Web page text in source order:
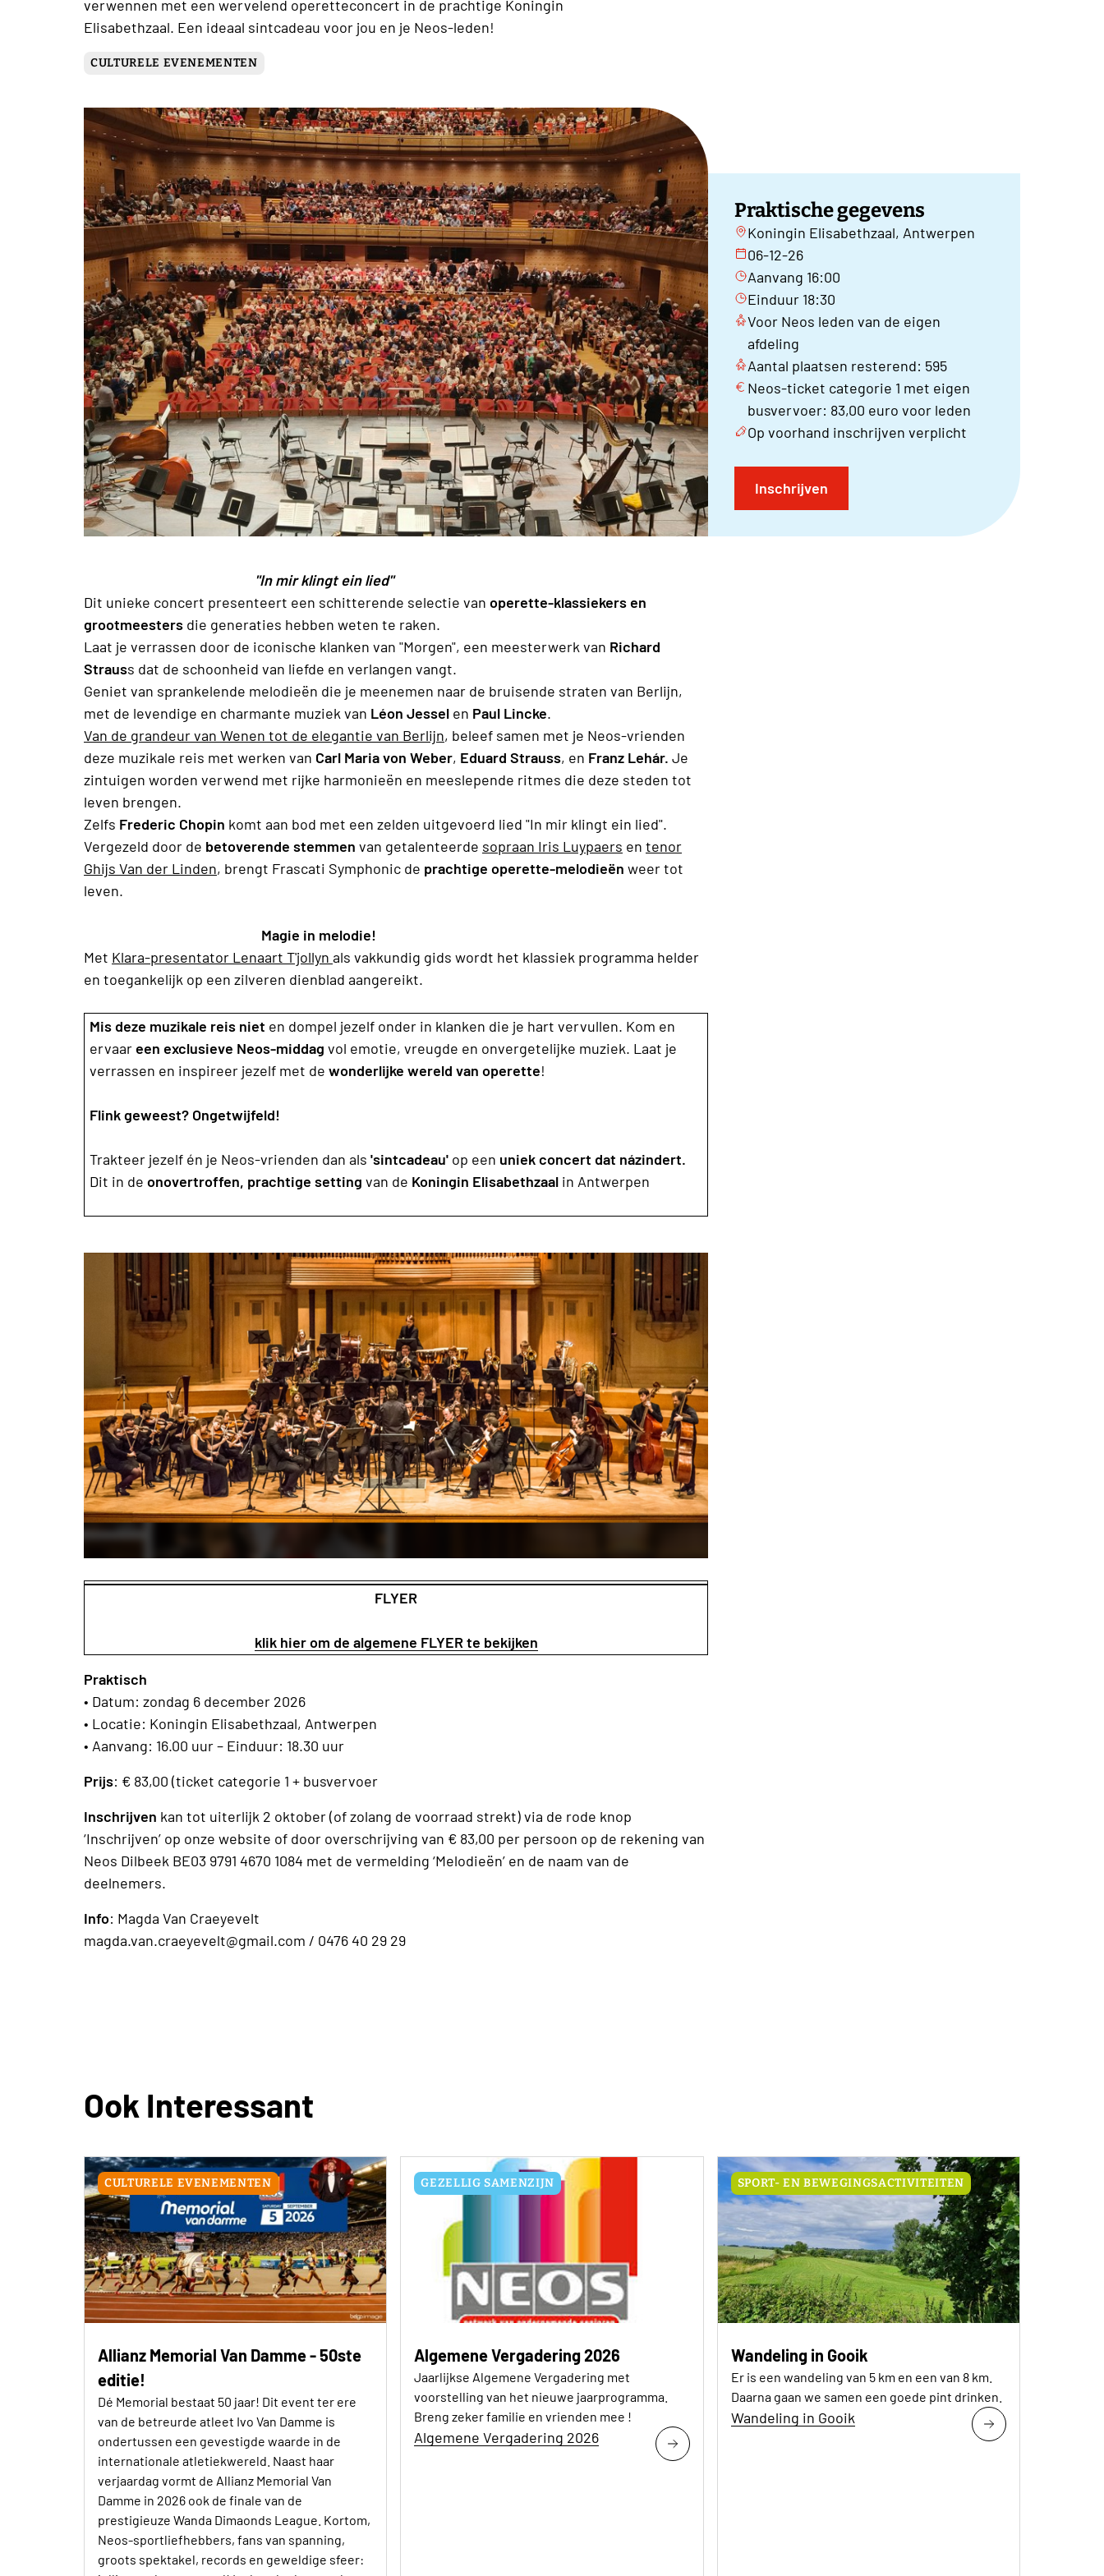
verwennen met een wervelend operetteconcert in de prachtige Koningin
Elisabethzaal. Een ideaal sintcadeau voor jou en je Neos-leden!
CULTURELE EVENEMENTEN
Praktische gegevens
Koningin Elisabethzaal, Antwerpen
06-12-26
Aanvang 16:00
Einduur 18:30
Voor Neos leden van de eigen
afdeling
Aantal plaatsen resterend: 595
Neos-ticket categorie 1 met eigen
busvervoer: 83,00 euro voor leden
Op voorhand inschrijven verplicht
Inschrijven
"In mir klingt ein lied"
Dit unieke concert presenteert een schitterende selectie van operette-klassiekers en
grootmeesters die generaties hebben weten te raken.
Laat je verrassen door de iconische klanken van "Morgen", een meesterwerk van Richard
Strauss dat de schoonheid van liefde en verlangen vangt.
Geniet van sprankelende melodieën die je meenemen naar de bruisende straten van Berlijn,
met de levendige en charmante muziek van Léon Jessel en Paul Lincke.
Van de grandeur van Wenen tot de elegantie van Berlijn, beleef samen met je Neos-vrienden
deze muzikale reis met werken van Carl Maria von Weber, Eduard Strauss, en Franz Lehár. Je
zintuigen worden verwend met rijke harmonieën en meeslepende ritmes die deze steden tot
leven brengen.
Zelfs Frederic Chopin komt aan bod met een zelden uitgevoerd lied "In mir klingt ein lied".
Vergezeld door de betoverende stemmen van getalenteerde sopraan Iris Luypaers en tenor
Ghijs Van der Linden, brengt Frascati Symphonic de prachtige operette-melodieën weer tot
leven.
Magie in melodie!
Met Klara-presentator Lenaart T'jollyn als vakkundig gids wordt het klassiek programma helder
en toegankelijk op een zilveren dienblad aangereikt.
Mis deze muzikale reis niet en dompel jezelf onder in klanken die je hart vervullen. Kom en
ervaar een exclusieve Neos-middag vol emotie, vreugde en onvergetelijke muziek. Laat je
verrassen en inspireer jezelf met de wonderlijke wereld van operette!
Flink geweest? Ongetwijfeld!
Trakteer jezelf én je Neos-vrienden dan als 'sintcadeau' op een uniek concert dat názindert.
Dit in de onovertroffen, prachtige setting van de Koningin Elisabethzaal in Antwerpen
FLYER
klik hier om de algemene FLYER te bekijken
Praktisch
• Datum: zondag 6 december 2026
• Locatie: Koningin Elisabethzaal, Antwerpen
• Aanvang: 16.00 uur – Einduur: 18.30 uur
Prijs: € 83,00 (ticket categorie 1 + busvervoer
Inschrijven kan tot uiterlijk 2 oktober (of zolang de voorraad strekt) via de rode knop
‘Inschrijven’ op onze website of door overschrijving van € 83,00 per persoon op de rekening van
Neos Dilbeek BE03 9791 4670 1084 met de vermelding ‘Melodieën’ en de naam van de
deelnemers.
Info: Magda Van Craeyevelt
magda.van.craeyevelt@gmail.com / 0476 40 29 29
Ook Interessant
CULTURELE EVENEMENTEN
Allianz Memorial Van Damme - 50ste
editie!
Dé Memorial bestaat 50 jaar! Dit event ter ere
van de betreurde atleet Ivo Van Damme is
ondertussen een gevestigde waarde in de
internationale atletiekwereld. Naast haar
verjaardag vormt de Allianz Memorial Van
Damme in 2026 ook de finale van de
prestigieuze Wanda Dimaonds League. Kortom,
Neos-sportliefhebbers, fans van spanning,
groots spektakel, records en geweldige sfeer:
GEZELLIG SAMENZIJN
Algemene Vergadering 2026
Jaarlijkse Algemene Vergadering met
voorstelling van het nieuwe jaarprogramma.
Breng zeker familie en vrienden mee !
Algemene Vergadering 2026
SPORT- EN BEWEGINGSACTIVITEITEN
Wandeling in Gooik
Er is een wandeling van 5 km en een van 8 km.
Daarna gaan we samen een goede pint drinken.
Wandeling in Gooik